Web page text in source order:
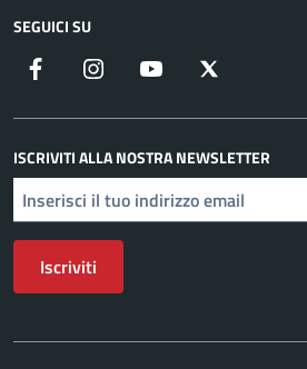
SEGUICI SU
Facebook Instagram YouTube
ISCRIVITI ALLA NOSTRA NEWSLETTER